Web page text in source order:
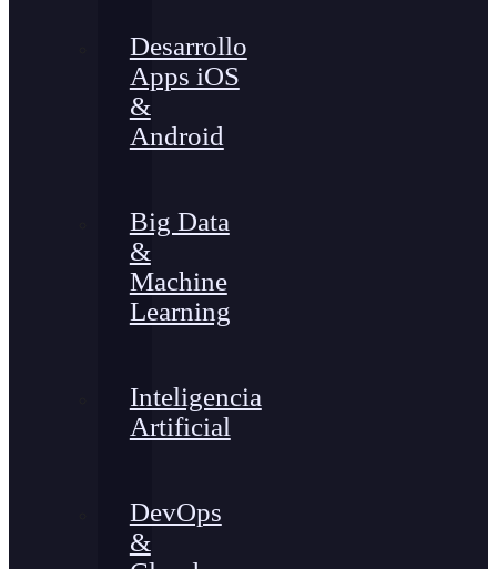
Desarrollo
Apps iOS
&
Android
Big Data
&
Machine
Learning
Inteligencia
Artificial
DevOps
&